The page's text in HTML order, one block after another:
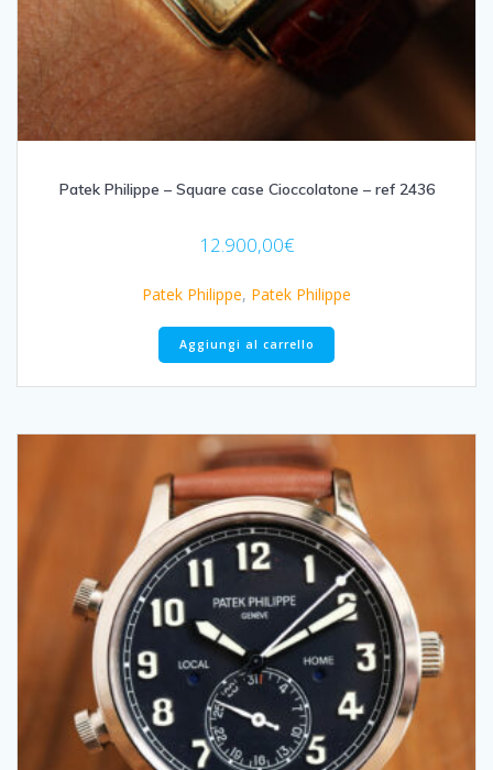
Patek Philippe – Square case Cioccolatone – ref 2436
12.900,00€
Patek Philippe, Patek Philippe
Aggiungi al carrello